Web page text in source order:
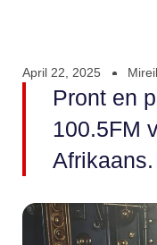
April 22, 2025
Pront en
100.5FM
Afrikaans.